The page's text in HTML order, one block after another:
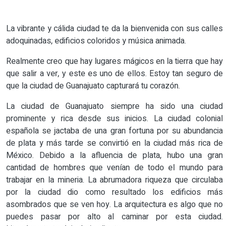
La vibrante y cálida ciudad te da la bienvenida con sus calles
adoquinadas, edificios coloridos y música animada.
Realmente creo que hay lugares mágicos en la tierra que hay
que salir a ver, y este es uno de ellos. Estoy tan seguro de
que la ciudad de Guanajuato capturará tu corazón.
La ciudad de Guanajuato siempre ha sido una ciudad
prominente y rica desde sus inicios. La ciudad colonial
española se jactaba de una gran fortuna por su abundancia
de plata y más tarde se convirtió en la ciudad más rica de
México. Debido a la afluencia de plata, hubo una gran
cantidad de hombres que venían de todo el mundo para
trabajar en la mineria. La abrumadora riqueza que circulaba
por la ciudad dio como resultado los edificios más
asombrados que se ven hoy. La arquitectura es algo que no
puedes pasar por alto al caminar por esta ciudad.